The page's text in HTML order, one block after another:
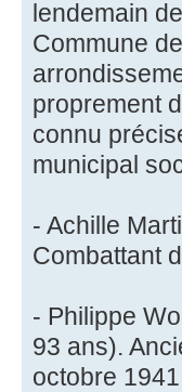
lendemain
Commune
proprement
connu
municipal
- Achille
Combattant
- Philippe
93 ans).
octobre